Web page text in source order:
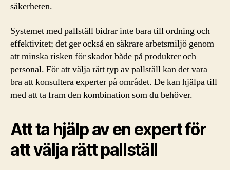
säkerheten.
Systemet med pallställ bidrar inte bara till ordning och
effektivitet; det ger också en säkrare arbetsmiljö genom
att minska risken för skador både på produkter och
personal. För att välja rätt typ av pallställ kan det vara
bra att konsultera experter på området. De kan hjälpa till
med att ta fram den kombination som du behöver.
Att ta hjälp av en expert för
att välja rätt pallställ